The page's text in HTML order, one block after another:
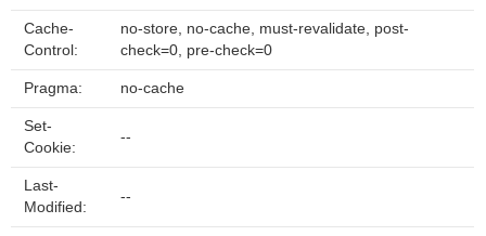
Cache-
Control:
no-store, no-cache, must-revalidate, post-
check=0, pre-check=0
Pragma: no-cache
Set-
Cookie:
--
Last-
Modified:
--